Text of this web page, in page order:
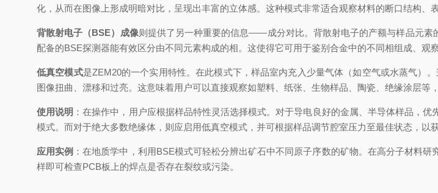
化，从而在图像上形成明暗对比，呈现出丰富的立体感。这种模式非常适合观察材料的断口结构、
背散射电子（BSE）成像则提供了另一种重要的信息——成分对比。背散射电子的产额与样品元素
配备的BSE探测器能有效区分由不同元素构成的相。这使得它可用于鉴别合金中的不同相组成、观
低真空模式是ZEM20的一个实用特性。在此模式下，样品室内充入少量气体（如空气或水蒸气）
图像扭曲、漂移和过亮。这意味着用户可以直接观察如塑料、纸张、生物样品、陶瓷、绝缘涂层
使用说明 ：在操作中，用户应根据样品特性灵活选择模式。对于导电良好的金属、半导体样品，
模式。而对于绝大多数绝缘体，则应启用低真空模式，并可根据样品调节腔室压力至最佳状态，以
应用实例 ：在地质学中，利用BSE模式可轻松分辨出矿石中不同原子序数的矿物。在高分子材料
样即可检查PCB板上的焊点是否存在裂纹或污染。